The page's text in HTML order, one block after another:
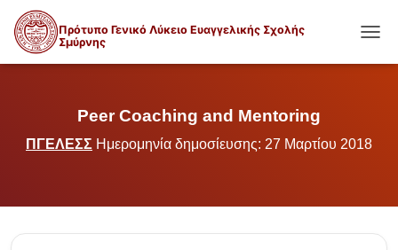
Πρότυπο Γενικό Λύκειο Ευαγγελικής Σχολής
Σμύρνης
Peer Coaching and Mentoring
ΠΓΕΛΕΣΣ Ημερομηνία δημοσίευσης: 27 Μαρτίου 2018